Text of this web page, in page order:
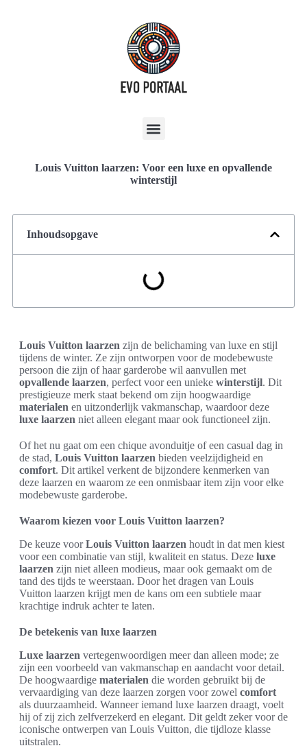
Louis Vuitton laarzen: Voor een luxe en opvallende
winterstijl
Inhoudsopgave
Louis Vuitton laarzen zijn de belichaming van luxe en stijl
tijdens de winter. Ze zijn ontworpen voor de modebewuste
persoon die zijn of haar garderobe wil aanvullen met
opvallende laarzen, perfect voor een unieke winterstijl. Dit
prestigieuze merk staat bekend om zijn hoogwaardige
materialen en uitzonderlijk vakmanschap, waardoor deze
luxe laarzen niet alleen elegant maar ook functioneel zijn.
Of het nu gaat om een chique avonduitje of een casual dag in
de stad, Louis Vuitton laarzen bieden veelzijdigheid en
comfort. Dit artikel verkent de bijzondere kenmerken van
deze laarzen en waarom ze een onmisbaar item zijn voor elke
modebewuste garderobe.
Waarom kiezen voor Louis Vuitton laarzen?
De keuze voorLouis Vuitton laarzen houdt in dat men kiest
voor een combinatie van stijl, kwaliteit en status. Deze luxe
laarzen zijn niet alleen modieus, maar ook gemaakt om de
tand des tijds te weerstaan. Door het dragen van Louis
Vuitton laarzen krijgt men de kans om een subtiele maar
krachtige indruk achter te laten.
De betekenis van luxe laarzen
Luxe laarzen vertegenwoordigen meer dan alleen mode; ze
zijn een voorbeeld van vakmanschap en aandacht voor detail.
De hoogwaardige materialen die worden gebruikt bij de
vervaardiging van deze laarzen zorgen voor zowel comfort
als duurzaamheid. Wanneer iemand luxe laarzen draagt, voelt
hij of zij zich zelfverzekerd en elegant. Dit geldt zeker voor de
iconische ontwerpen van Louis Vuitton, die tijdloze klasse
uitstralen.